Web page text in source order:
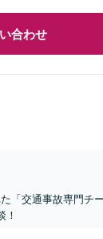
合わせ
「交通事故専門チ
！